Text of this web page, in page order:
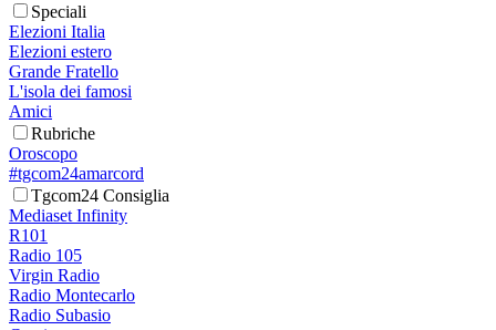
Speciali
Elezioni Italia
Elezioni estero
Grande Fratello
L'isola dei famosi
Amici
Rubriche
Oroscopo
#tgcom24amarcord
Tgcom24 Consiglia
Mediaset Infinity
R101
Radio 105
Virgin Radio
Radio Montecarlo
Radio Subasio